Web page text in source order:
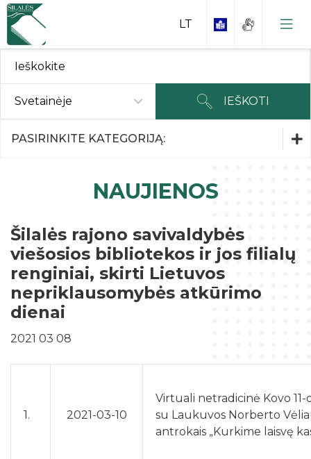
Kaip tapti skaitytoju?
Interneto skaitykla
Duomenų bazės
Periodikos skaitykla
Skaitmeninio raštingumo mokymai
Kūrybinė, inžinerinė ir programavimo įranga
Rankraščiai
Kraštiečiai
Garbės piliečiai
Bibliotekos išleisti leidiniai
Kraštotyrinė medžiaga apie Šilalės rajoną
Šilališkiai Baltijos kelyje
Nuostatai ir kiti dokumentai
Planavimo dokumentai
Finansinių ataskaitų rinkiniai
Tarnybiniai lengvieji automobiliai
Kontaktai
Šilalės rajono literatų klubas „Versmė“
Vaikų klubas „Nykštukas“
Svetainėje IEŠKOTI
PASIRINKITE KATEGORIJĄ:
NAUJIENOS
Šilalės rajono savivaldybės
viešosios bibliotekos ir jos filialų
renginiai, skirti Lietuvos
nepriklausomybės atkūrimo
dienai
2021 03 08
1. 2021-03-10
Virtuali netradicinė Kovo 11-
su Laukuvos Norberto
antrokais „Kurkime laisvę